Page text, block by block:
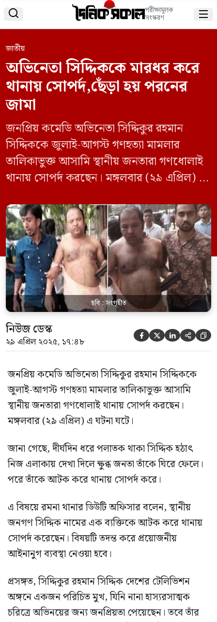
 পরীক্ষামূলক
সংস্করণ 
জাতীয়
অভিনেতা সিদ্দিককে মারধর করে
থানায় সোপর্দ,ছেঁড়া হয় পরনের
জামা
জনপ্রিয় কমেডি অভিনেতা সিদ্দিকুর রহমান
সিদ্দিককে জুলাই-আগস্ট গণহত্যা মামলার
তালিকাভুক্ত আসামি স্থানীয় জনতারা গণধোলাই
থানায় সোপর্দ করছেন। মঙ্গলবার (২৯ এপ্রিল) এ
থাকা সিদ্দিক হঠাৎ নিজ এলাকায় দেখা দিলে ক্ষুব্ধ
জনতা তাঁকে ঘিরে ফেলে। পরে তাঁকে আটক
করে থানায় সোপর্দ করে। এ বিষয়ে রমনা থানার
ডিউটি অফিসার বলেন, স্থানীয় […]
ছবি : সংগৃহীত
নিউজ ডেস্ক
২৯ এপ্রিল ২০২৫, ১৭:৪৮     
জনপ্রিয় কমেডি অভিনেতা সিদ্দিকুর রহমান সিদ্দিককে
জুলাই-আগস্ট গণহত্যা মামলার তালিকাভুক্ত আসামি
স্থানীয় জনতারা গণধোলাই থানায় সোপর্দ করছেন।
মঙ্গলবার (২৯ এপ্রিল) এ ঘটনা ঘটে।
জানা গেছে, দীর্ঘদিন ধরে পলাতক থাকা সিদ্দিক হঠাৎ
নিজ এলাকায় দেখা দিলে ক্ষুব্ধ জনতা তাঁকে ঘিরে ফেলে।
পরে তাঁকে আটক করে থানায় সোপর্দ করে।
এ বিষয়ে রমনা থানার ডিউটি অফিসার বলেন, স্থানীয়
জনগণ সিদ্দিক নামের এক ব্যক্তিকে আটক করে থানায়
সোপর্দ করেছেন। বিষয়টি তদন্ত করে প্রয়োজনীয়
আইনানুগ ব্যবস্থা নেওয়া হবে।
প্রসঙ্গত, সিদ্দিকুর রহমান সিদ্দিক দেশের টেলিভিশন
অঙ্গনে একজন পরিচিত মুখ, যিনি নানা হাস্যরসাত্মক
চরিত্রে অভিনয়ের জন্য জনপ্রিয়তা পেয়েছেন। তবে তাঁর